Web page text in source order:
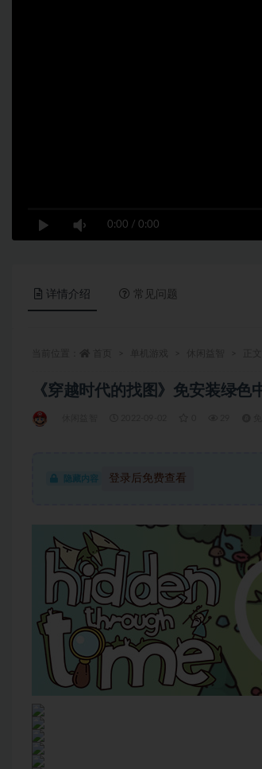
0:00 / 0:00
详情介绍 常见问题
《穿越时代的找图》免安装绿色
隐藏内容 登录后免费查看